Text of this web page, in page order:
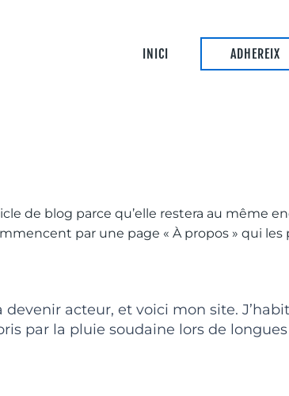
INICI ADHEREIX
de blog parce qu’elle restera au même
par une page « À propos » qui
acteur, et voici mon site.
par la pluie soudaine lors de